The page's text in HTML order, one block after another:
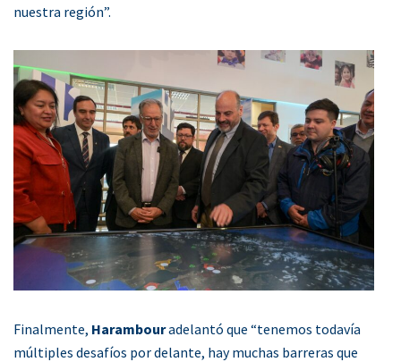
nuestra región”.
Finalmente, Harambouradelantó que “tenemos todavía
múltiples desafíos por delante, hay muchas barreras que